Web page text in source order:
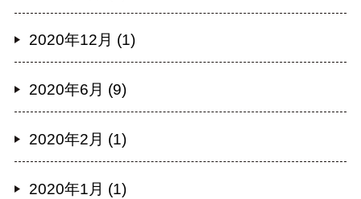
2020年12月 (1)
2020年6月 (9)
2020年2月 (1)
2020年1月 (1)